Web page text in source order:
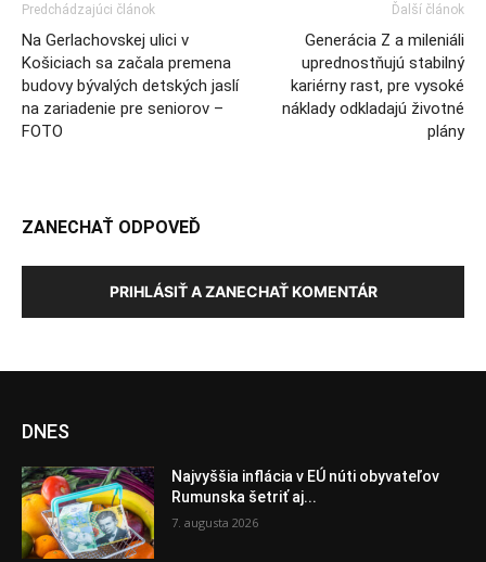
Predchádzajúci článok
Na Gerlachovskej ulici v
Košiciach sa začala premena
budovy bývalých detských jaslí
na zariadenie pre seniorov –
FOTO
Ďalší článok
Generácia Z a mileniáli
uprednostňujú stabilný
kariérny rast, pre vysoké
náklady odkladajú životné
plány
ZANECHAŤ ODPOVEĎ
PRIHLÁSIŤ A ZANECHAŤ KOMENTÁR
DNES
Najvyššia inflácia v EÚ núti obyvateľov
Rumunska šetriť aj...
7. augusta 2026